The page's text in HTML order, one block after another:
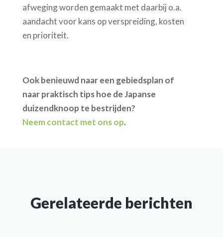
afweging worden gemaakt met daarbij o.a.
aandacht voor kans op verspreiding, kosten
en prioriteit.
Ook benieuwd naar een gebiedsplan of
naar praktisch tips hoe de Japanse
duizendknoop te bestrijden?
Neem contact met ons op.
Gerelateerde berichten